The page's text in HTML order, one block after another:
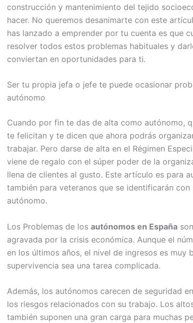
construcción y mantenimiento del tejido
hacer. No queremos desanimarte con este
has lanzado a emprender por tu cuenta es que
resolver todos estos problemas habituales y
conviertan en oportunidades para ti.
Ser tu propia jefa o jefe te puede ocasionar
autónomo
Cuando por fin te das de alta como autónomo,
te felicitan y te dicen que ahora podrás
trabajar. Pero darse de alta en el Régimen
viene de regalo con el súper poder de la
llena de clientes al gusto. Este artículo es para
también para veteranos que se identificarán
autónomo.
Los Problemas de los autónomos en España
agravada por la crisis económica. Aunque el
en los últimos años, el nivel de ingresos es muy
supervivencia sea una tarea complicada.
Además, los autónomos carecen de seguridad
los riesgos relacionados con su trabajo. Los
también suponen una gran carga para muchas